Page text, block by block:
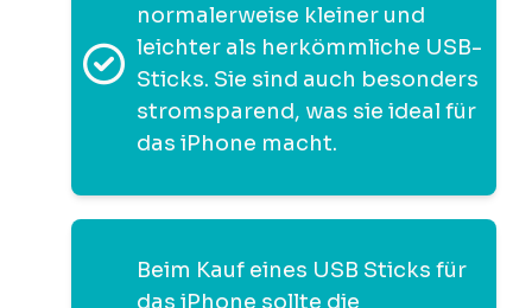
normalerweise kleiner und
leichter als herkömmliche USB-
Sticks. Sie sind auch besonders
stromsparend, was sie ideal für
das iPhone macht.
Beim Kauf eines USB Sticks für
das iPhone sollte die